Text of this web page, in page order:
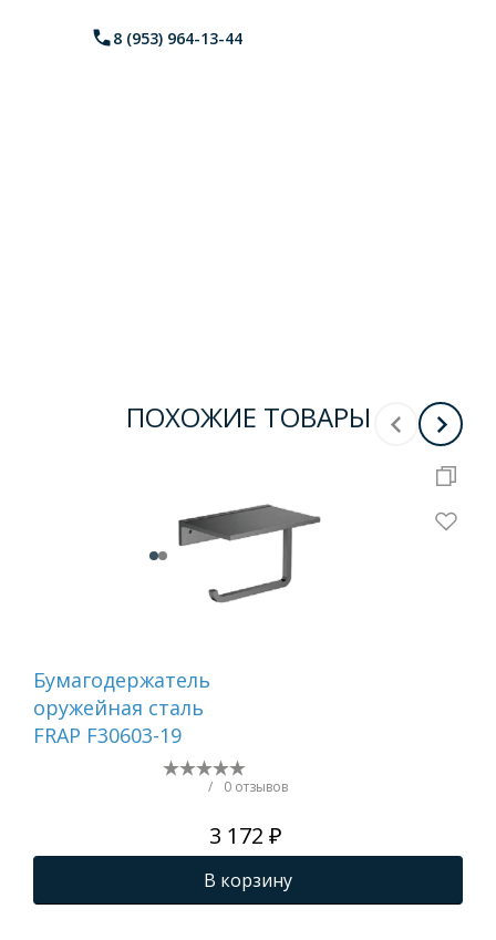
8 (953) 964-13-44
ПОХОЖИЕ ТОВАРЫ
Бумагодержатель
оружейная сталь
FRAP F30603-19
/ 0 отзывов
3 172 ₽
В корзину